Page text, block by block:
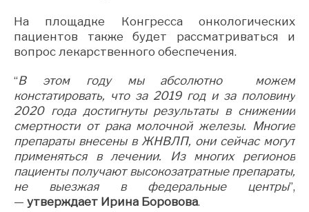
На площадке Конгресса онкологических
пациентов также будет рассматриваться и
вопрос лекарственного обеспечения.
“В этом году мы абсолютно можем
констатировать, что за 2019 год и за половину
2020 года достигнуты результаты в снижении
смертности от рака молочной железы. Многие
препараты внесены в ЖНВЛП, они сейчас могут
применяться в лечении. Из многих регионов
пациенты получают высокозатратные препараты,
не выезжая в федеральные центры”,
— утверждает Ирина Боровова.